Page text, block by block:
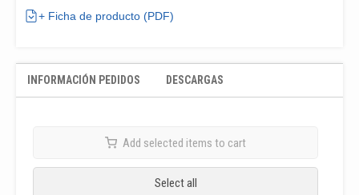
+ Ficha de producto (PDF)
INFORMACIÓN PEDIDOS DESCARGAS
Add selected items to cart
Select all